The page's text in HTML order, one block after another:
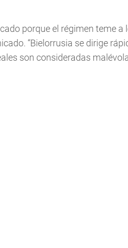
porque el régimen teme
“Bielorrusia se dirige
son consideradas